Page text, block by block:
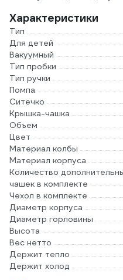
Характеристики
Тип
Для детей
Вакуумный
Тип пробки
Тип ручки
Помпа
Ситечко
Крышка-чашка
Объем
Цвет
Материал колбы
Материал корпуса
Количество
чашек в комплекте
Чехол в комплекте
Диаметр корпуса
Диаметр горловины
Высота
Вес нетто
Держит тепло
Держит холод